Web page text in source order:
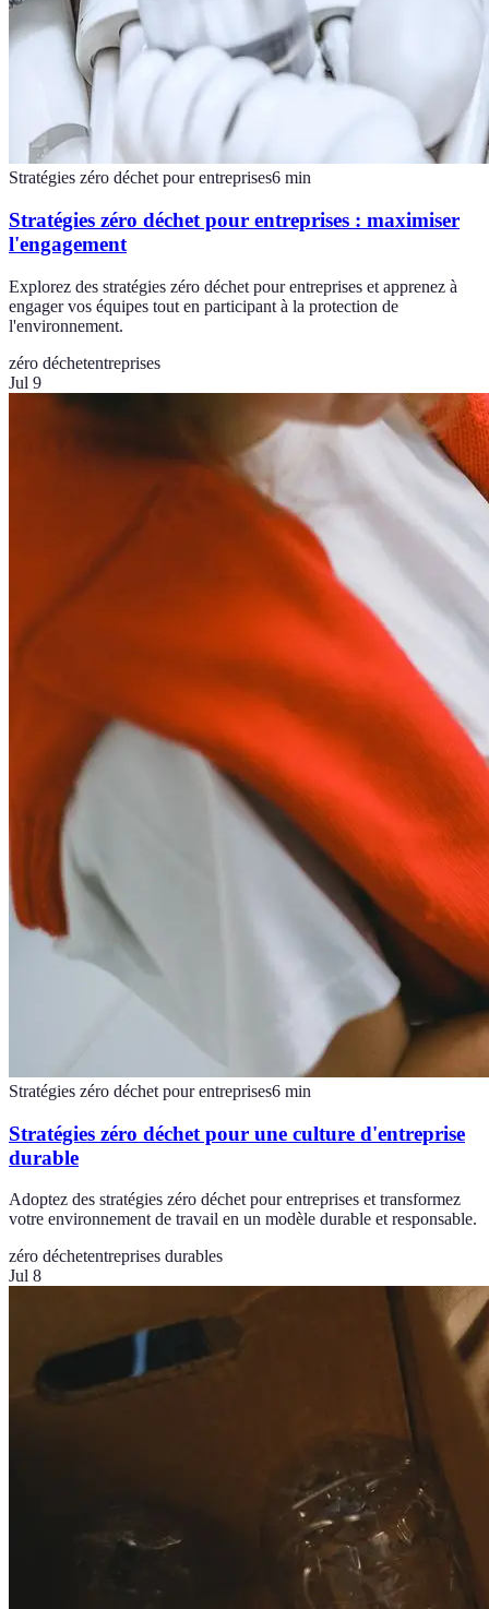
Stratégies zéro déchet pour entreprises6 min
Stratégies zéro déchet pour entreprises : maximiser
l'engagement
Explorez des stratégies zéro déchet pour entreprises et apprenez à
engager vos équipes tout en participant à la protection de
l'environnement.
zéro déchetentreprises
Jul 9
Stratégies zéro déchet pour entreprises6 min
Stratégies zéro déchet pour une culture d'entreprise
durable
Adoptez des stratégies zéro déchet pour entreprises et transformez
votre environnement de travail en un modèle durable et responsable.
zéro déchetentreprises durables
Jul 8